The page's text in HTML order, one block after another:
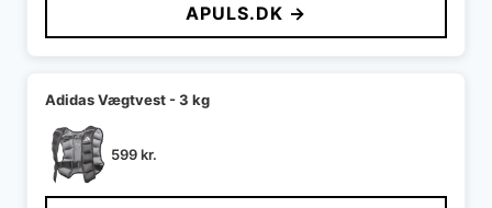
599 kr..
er:
299 kr..
APULS.DK →
Adidas Vægtvest - 3 kg
599kr.